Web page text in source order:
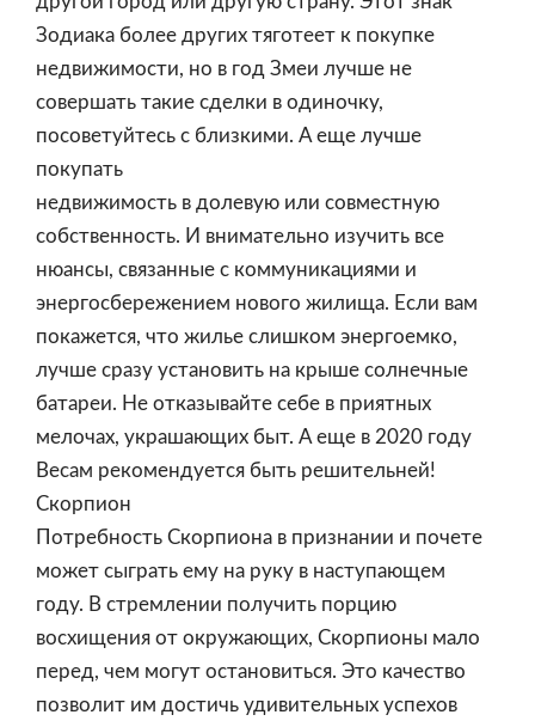
Зодиака более других тяготеет к покупке
недвижимости, но в год Змеи лучше не
совершать такие сделки в одиночку,
посоветуйтесь с близкими. А еще лучше
покупать
недвижимость в долевую или совместную
собственность. И внимательно изучить все
нюансы, связанные с коммуникациями и
энергосбережением нового жилища. Если вам
покажется, что жилье слишком энергоемко,
лучше сразу установить на крыше солнечные
батареи. Не отказывайте себе в приятных
мелочах, украшающих быт. А еще в 2020 году
Весам рекомендуется быть решительней!
Скорпион
Потребность Скорпиона в признании и почете
может сыграть ему на руку в наступающем
году. В стремлении получить порцию
восхищения от окружающих, Скорпионы мало
перед, чем могут остановиться. Это качество
позволит им достичь удивительных успехов